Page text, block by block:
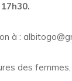
à :
des